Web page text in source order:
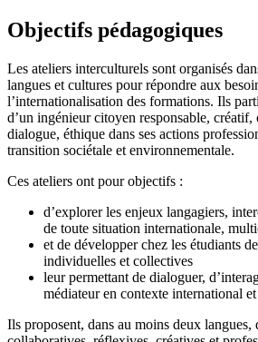
Objectifs pédagogiques
Les ateliers interculturels sont organisés
langues et cultures pour répondre aux
l’internationalisation des formations. Ils
d’un ingénieur citoyen responsable,
dialogue, éthique dans ses actions
transition sociétale et environnementale.
Ces ateliers ont pour objectifs :
d’explorer les enjeux langagiers,
de toute situation internationale,
et de développer chez les étudiants
individuelles et collectives
leur permettant de dialoguer,
médiateur en contexte international
Ils proposent, dans au moins deux langues,